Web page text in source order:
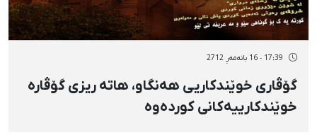
17:39 - 16 بانەمەڕ 2712
گۆڤاری خوێندكاریی هەنگاو، هاتە ریزی گۆڤارە
خوێندكارییەكانی كوردەوە